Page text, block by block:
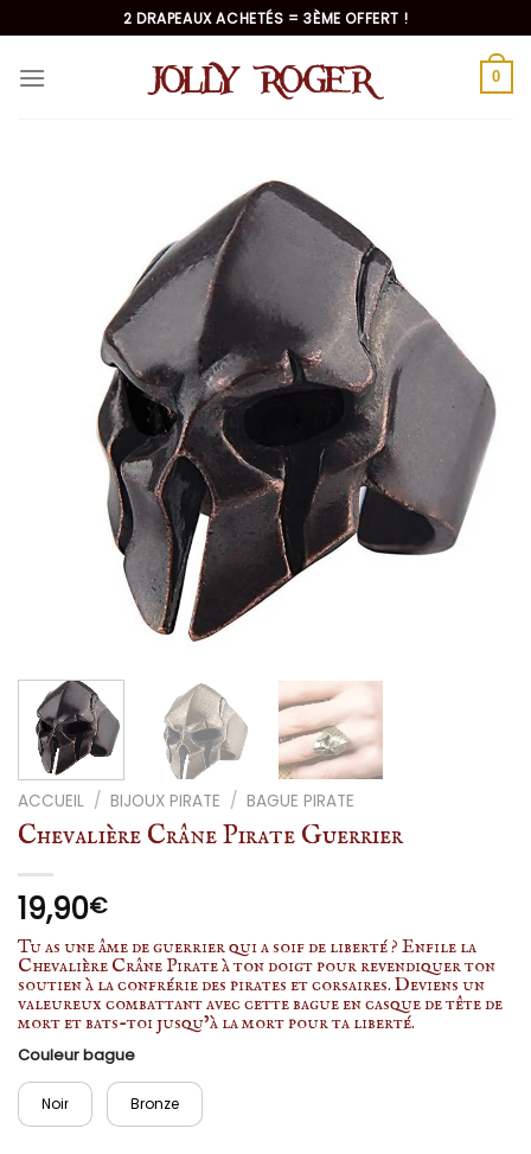
au
contenu
2 DRAPEAUX ACHETÉS = 3ÈME OFFERT !
0
ACCUEIL / BIJOUX PIRATE / BAGUE PIRATE
Chevalière Crâne Pirate Guerrier
19,90€
Tu as une âme de guerrier qui a soif de liberté ? Enfile la
Chevalière Crâne Pirate à ton doigt pour revendiquer ton
soutien à la confrérie des pirates et corsaires. Deviens un
valeureux combattant avec cette bague en casque de tête de
mort et bats-toi jusqu’à la mort pour ta liberté.
Couleur bague
Noir Bronze